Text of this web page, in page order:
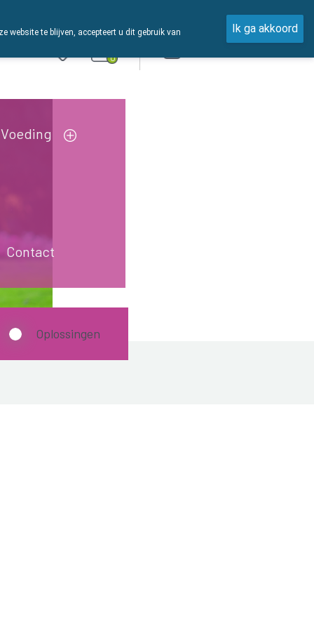
0
Voeding
Contact
Oplossingen
website te blijven, accepteert u dit gebruik van
Ik ga akkoord